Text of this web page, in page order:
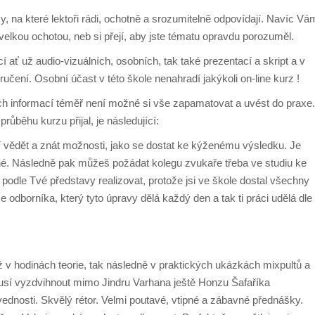
na které lektoři rádi, ochotně a srozumitelně odpovídají. Navíc
ochotou, neb si přejí, aby jste tématu opravdu porozuměl.
ať už audio-vizuálních, osobních, tak také prezentací a skript a v
čení. Osobní účast v této škole nenahradí jakýkoli on-line kurz !
informací téměř není možné si vše zapamatovat a uvést do praxe.
ůběhu kurzu přijal, je následující:
vědět a znát možnosti, jako se dostat ke kýženému výsledku. Je
Následně pak můžeš požádat kolegu zvukaře třeba ve studiu ke
podle Tvé představy realizovat, protože jsi ve škole dostal všechny
odborníka, který tyto úpravy dělá každý den a tak ti práci udělá dle
v hodinách teorie, tak následně v praktických ukázkách mixpultů a
vyzdvihnout mimo Jindru Varhana ještě Honzu Šafaříka
Skvělý rétor. Velmi poutavé, vtipné a zábavné přednášky.